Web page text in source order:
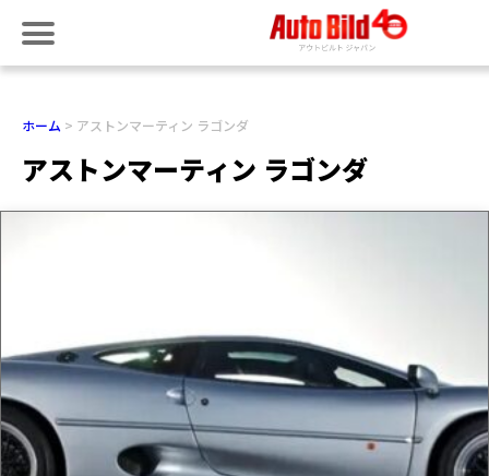
ホーム アストンマーティン ラゴンダ
アストンマーティン ラゴンダ